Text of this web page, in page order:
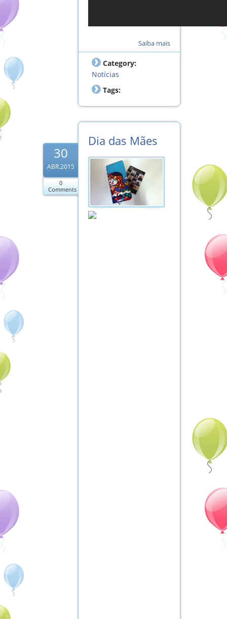
Saiba mais
Category:
Notícias
Tags:
30
ABR.2015
0
Comments
Dia das Mães